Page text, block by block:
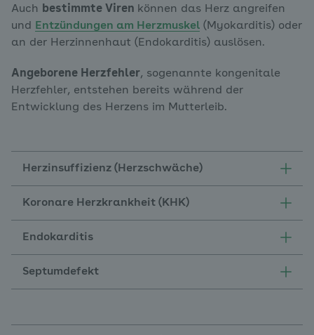
Auch bestimmte Viren können das Herz angreifen
und
Entzündungen am Herzmuskel (Myokarditis) oder
an der Herzinnenhaut (Endokarditis) auslösen.
Angeborene Herzfehler, sogenannte kongenitale
Herzfehler, entstehen bereits während der
Entwicklung des Herzens im Mutterleib.
Herzinsuffizienz (Herzschwäche)
Koronare Herzkrankheit (KHK)
Endokarditis
Septumdefekt